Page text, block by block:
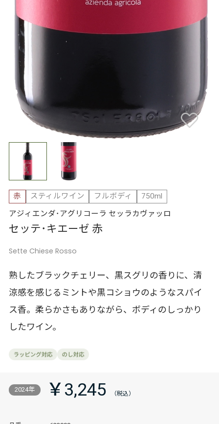
赤 スティルワイン フルボディ
750ml
アジィエンダ･アグリコーラ セッラカヴァッロ
セッテ･キエーゼ 赤
Sette Chiese Rosso
熟したブラックチェリー、黒スグリの香りに、清
涼感を感じるミントや黒コショウのようなスパイ
ス香。柔らかさもありながら、ボディのしっかり
したワイン。
2024年 ￥3,245